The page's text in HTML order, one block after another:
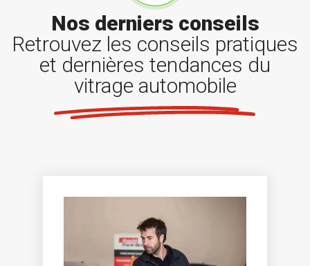
Nos derniers conseils
Retrouvez les conseils pratiques
et dernières tendances du
vitrage automobile